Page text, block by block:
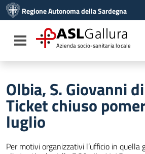
Vai al menu di navigazione
Vai al footer
Regione Autonoma della Sardegna
Toggle navigation
ASLGallura
Azienda socio-sanitaria locale
Olbia, S. Giovanni
Ticket chiuso
luglio
Per motivi organizzativi l’ufficio in quella